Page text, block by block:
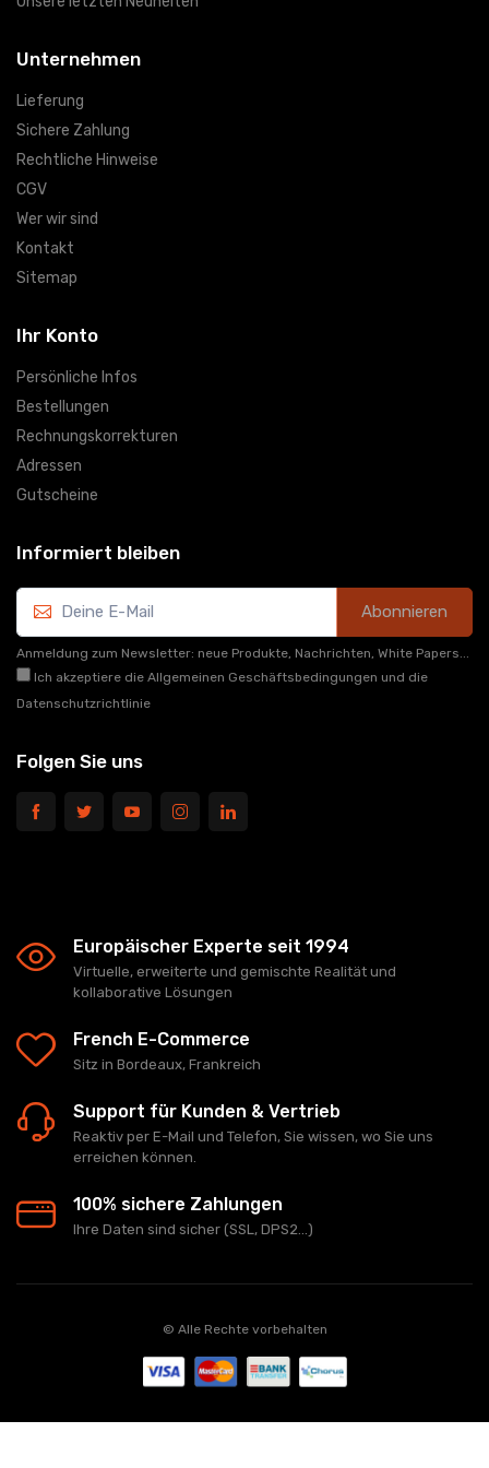
Unternehmen
Lieferung
Sichere Zahlung
Rechtliche Hinweise
CGV
Wer wir sind
Kontakt
Sitemap
Ihr Konto
Persönliche Infos
Bestellungen
Rechnungskorrekturen
Adressen
Gutscheine
Informiert bleiben
Abonnieren
Anmeldung zum Newsletter: neue Produkte, Nachrichten, White Papers...
Ich akzeptiere die Allgemeinen Geschäftsbedingungen und die
Datenschutzrichtlinie
Folgen Sie uns
Europäischer Experte seit 1994
Virtuelle, erweiterte und gemischte Realität und
kollaborative Lösungen
French E-Commerce
Sitz in Bordeaux, Frankreich
Support für Kunden & Vertrieb
Reaktiv per E-Mail und Telefon, Sie wissen, wo Sie uns
erreichen können.
100% sichere Zahlungen
Ihre Daten sind sicher (SSL, DPS2...)
© Alle Rechte vorbehalten